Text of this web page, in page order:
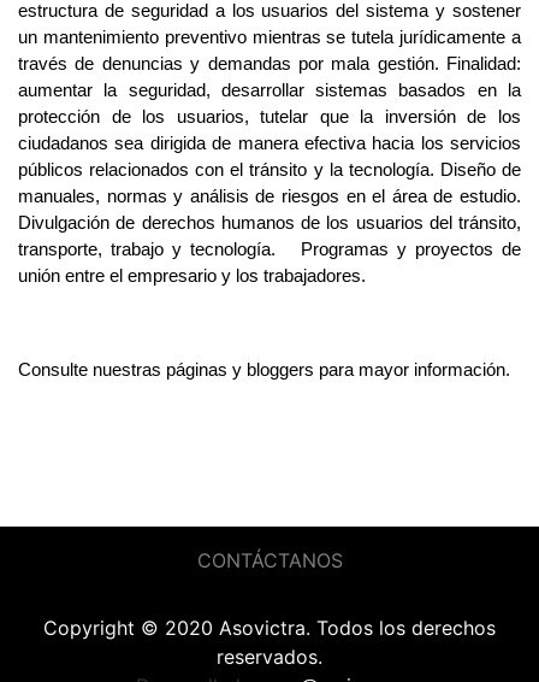
estructura de seguridad a los usuarios del sistema y sostener
un mantenimiento preventivo mientras se tutela jurídicamente a
través de denuncias y demandas por mala gestión. Finalidad:
aumentar la seguridad, desarrollar sistemas basados en la
protección de los usuarios, tutelar que la inversión de los
ciudadanos sea dirigida de manera efectiva hacia los servicios
públicos relacionados con el tránsito y la tecnología. Diseño de
Divulgación de derechos humanos de los usuarios del tránsito,
transporte, trabajo y tecnología.
Programas y proyectos de
unión entre el empresario y los trabajadores.
Consulte nuestras páginas y bloggers para mayor información.
CONTÁCTANOS
Copyright © 2020 Asovictra. Todos los derechos
reservados.